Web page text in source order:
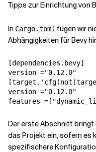
Tipps zur Einrichtung von
In Cargo.toml fügen wir
Abhängigkeiten für Bevy
[dependencies.bevy]
version ="0.12.0"
version ="0.12.0"
features
Der erste Abschnitt bringt
das Projekt ein, sofern es
spezifischere